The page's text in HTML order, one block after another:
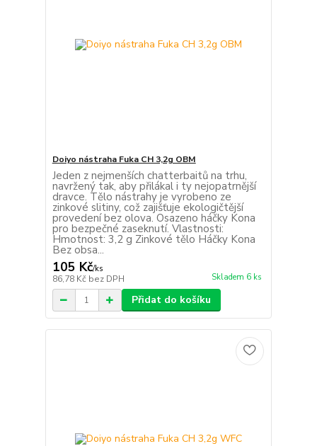
Doiyo nástraha Fuka CH 3,2g OBM
Jeden z nejmenších chatterbaitů na trhu,
navržený tak, aby přilákal i ty nejopatrnější
dravce. Tělo nástrahy je vyrobeno ze
zinkové slitiny, což zajišťuje ekologičtější
provedení bez olova. Osazeno háčky Kona
pro bezpečné zaseknutí. Vlastnosti:
Hmotnost: 3,2 g Zinkové tělo Háčky Kona
Bez obsa...
105 Kč/ks
86,78 Kč bez DPH Skladem 6 ks
Přidat do košíku